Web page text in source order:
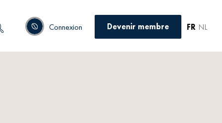
Connexion Devenir membre FR NL